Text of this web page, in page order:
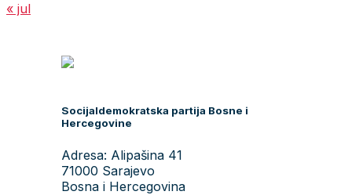
« jul
Socijaldemokratska partija Bosne i
Hercegovine
Adresa: Alipašina 41
71000 Sarajevo
Bosna i Hercegovina